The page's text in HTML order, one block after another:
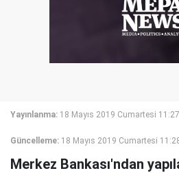
Yayınlanma: 18 Mayıs 2019 Cumartesi 11:27
Güncelleme: 18 Mayıs 2019 Cumartesi
Merkez Bankası'ndan